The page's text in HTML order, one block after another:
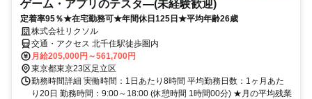
ゲーム・アプリのテスタ―(未経験歓迎)
定着率95％★在宅勤務可★年間休日125日★平均年齢26歳
株式会社リクソル
交通・アクセス 北千住駅徒歩圏内
月給205,000円～561,700円
東京都東京23区足立区
勤務時間詳細 実働時間：1日あたり8時間 平均勤務日数：1ヶ月あた
り20日 勤務時間：9:00～18:00 (休憩時間 1時間00分) ★月の平均残業